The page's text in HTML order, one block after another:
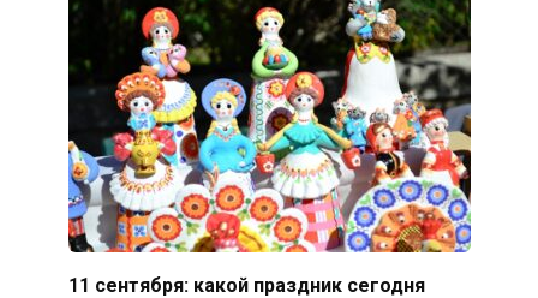
11 сентября: какой праздник сегодня